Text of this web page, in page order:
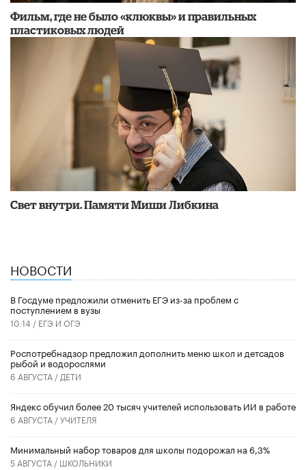
Фильм, где не было «клюквы» и правильных
пластиковых людей
​Свет внутри. Памяти Миши Либкина
НОВОСТИ
В Госдуме предложили отменить ЕГЭ из-за проблем с
поступлением в вузы
10:14 / ЕГЭ И ОГЭ
Роспотребнадзор предложил дополнить меню школ и детсадов
рыбой и водорослями
6 АВГУСТА / ДЕТИ
​Яндекс обучил более 20 тысяч учителей использовать ИИ в работе
6 АВГУСТА /УЧИТЕЛЯ
Минимальный набор товаров для школы подорожал на 6,3%
5 АВГУСТА / ШКОЛЬНИКИ